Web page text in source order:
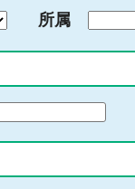
所属